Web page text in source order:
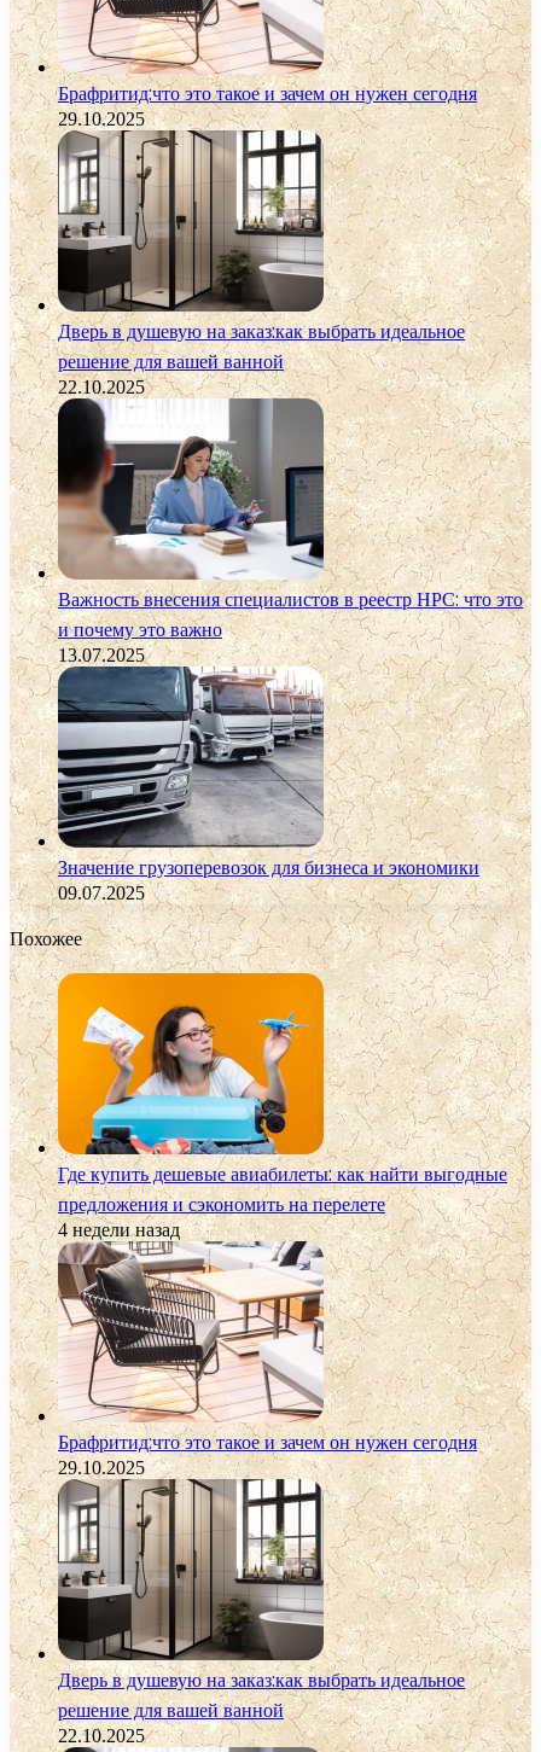
Брафритид:что это такое и зачем он нужен сегодня
29.10.2025
Дверь в душевую на заказ:как выбрать идеальное
решение для вашей ванной
22.10.2025
Важность внесения специалистов в реестр НРС: что это
и почему это важно
13.07.2025
Значение грузоперевозок для бизнеса и экономики
09.07.2025
Похожее
Где купить дешевые авиабилеты: как найти выгодные
предложения и сэкономить на перелете
4 недели назад
Брафритид:что это такое и зачем он нужен сегодня
29.10.2025
Дверь в душевую на заказ:как выбрать идеальное
решение для вашей ванной
22.10.2025